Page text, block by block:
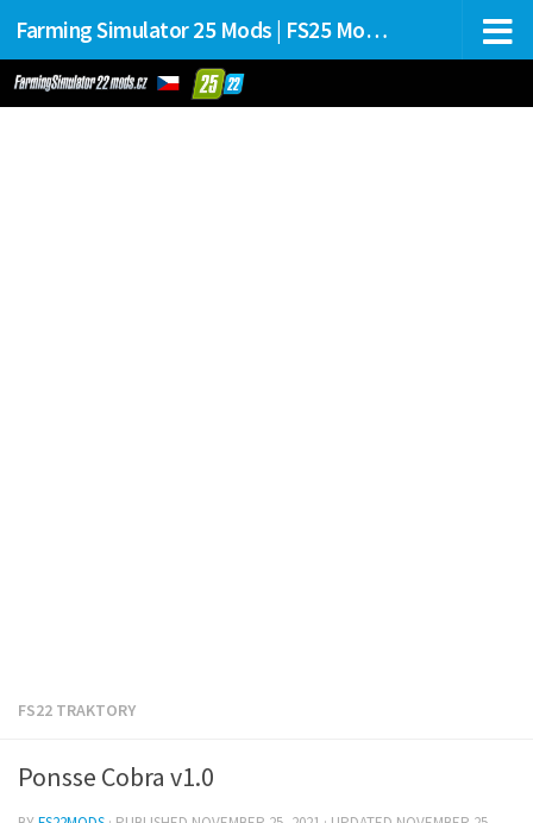
Farming Simulator 25 Mods | FS25 Mods Stahování
FS22 TRAKTORY
Ponsse Cobra v1.0